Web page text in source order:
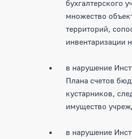
бухгалтерского
множество
территорий,
инвентаризации
в нарушение
Плана счетов
кустарников,
имущество
в нарушение